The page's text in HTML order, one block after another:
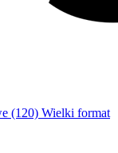
(120) Wielki format